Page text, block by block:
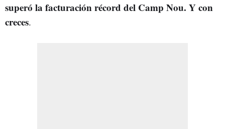
superó la facturación récord del Camp Nou. Y con
creces.